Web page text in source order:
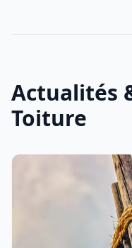
Actualités
Toiture